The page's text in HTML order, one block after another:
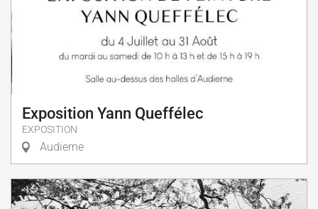
Exposition Yann Queffélec
EXPOSITION
Audierne